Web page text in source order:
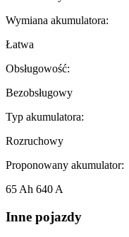
Wymiana akumulatora:
Łatwa
Obsługowość:
Bezobsługowy
Typ akumulatora:
Rozruchowy
Proponowany akumulator:
65 Ah 640 A
Inne pojazdy